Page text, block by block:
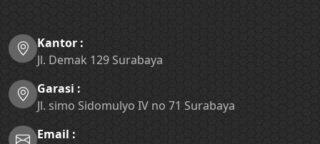
Kantor :
Jl. Demak 129 Surabaya
Garasi :
Jl. simo Sidomulyo IV no 71 Surabaya
Email :